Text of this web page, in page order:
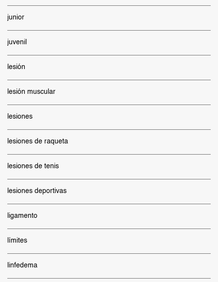
junior
juvenil
lesión
lesión muscular
lesiones
lesiones de raqueta
lesiones de tenis
lesiones deportivas
ligamento
límites
linfedema